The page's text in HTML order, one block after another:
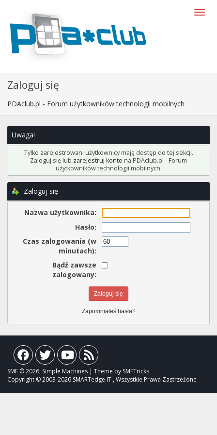
Zaloguj się
PDAclub.pl - Forum użytkowników technologii mobilnych
Uwaga!
Tylko zarejestrowani użytkownicy mają dostęp do tej sekcji.
Zaloguj się lub zarejestruj konto na PDAclub.pl - Forum
użytkowników technologii mobilnych.
Zaloguj się
Nazwa użytkownika:
Hasło:
Czas zalogowania (w
minutach):
Bądź zawsze
zalogowany:
Zapomniałeś hasła?
SMF © 2026, Simple Machines | Theme by SMFTricks
Copyright © 2003-2026 SMARTedge.IT., Wszystkie Prawa Zastrzeżone